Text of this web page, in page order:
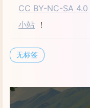
CC BY-NC-SA 4.0
小站 ！
无标签